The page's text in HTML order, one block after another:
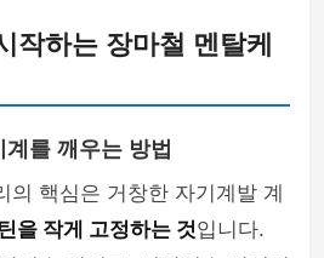
작하는 장마철 멘탈케
를 깨우는 방법
의 핵심은 거창한 자기계발 계
을 작게 고정하는 것입니다.